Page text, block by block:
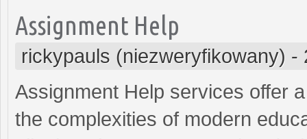
Assignment Help
rickypauls (niezweryfikowany) -
Assignment Help services offer
the complexities of modern